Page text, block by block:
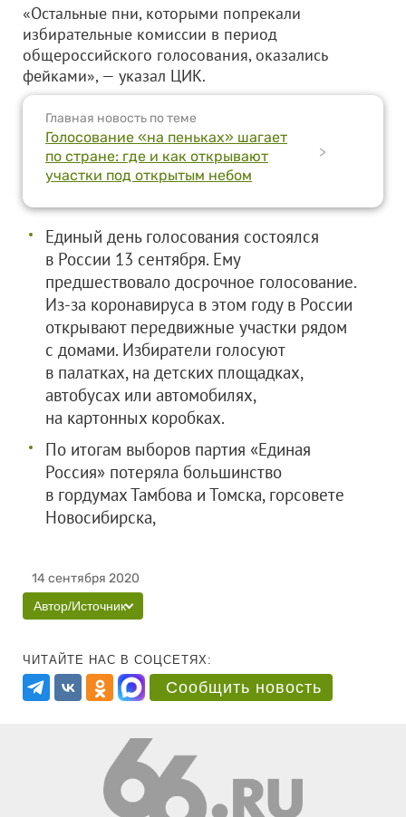
«Остальные пни, которыми попрекали
избирательные комиссии в период
общероссийского голосования, оказались
фейками», — указал ЦИК.
Главная новость по теме
Голосование «на пеньках» шагает
по стране: где и как открывают
участки под открытым небом
>
Единый день голосования состоялся
в России 13 сентября. Ему
предшествовало досрочное голосование.
Из-за коронавируса в этом году в России
открывают передвижные участки рядом
с домами. Избиратели голосуют
в палатках, на детских площадках,
автобусах или автомобилях,
на картонных коробках.
По итогам выборов партия «Единая
Россия» потеряла большинство
в гордумах Тамбова и Томска, горсовете
Новосибирска,
14 сентября 2020
Автор/Источник
ЧИТАЙТЕ НАС В СОЦСЕТЯХ:
Сообщить новость